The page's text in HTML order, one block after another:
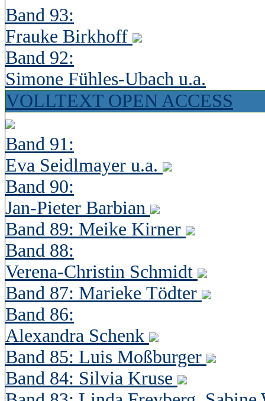
Band 93:
Frauke Birkhoff
Band 92:
Simone Fühles-Ubach u.a.
VOLLTEXT OPEN ACCESS
Band 91:
Eva Seidlmayer u.a.
Band 90:
Jan-Pieter Barbian
Band 89: Meike Kirner
Band 88:
Verena-Christin Schmidt
Band 87: Marieke Tödter
Band 86:
Alexandra Schenk
Band 85: Luis Moßburger
Band 84: Silvia Kruse